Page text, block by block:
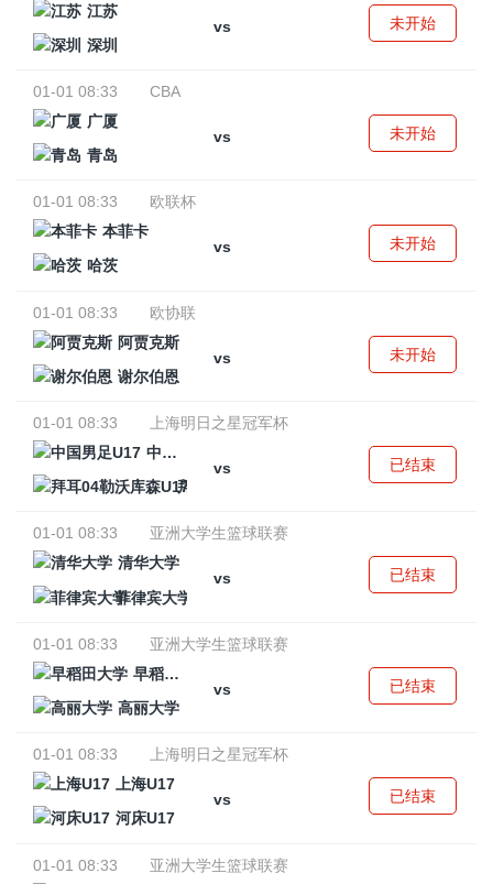
江苏
vs
深圳
未开始
01-01 08:33
CBA
广厦
vs
青岛
未开始
01-01 08:33
欧联杯
本菲卡
vs
哈茨
未开始
01-01 08:33
欧协联
阿贾克斯
vs
谢尔伯恩
未开始
01-01 08:33
上海明日之星冠军杯
中国男足U17
vs
拜耳04勒沃库森U17
已结束
01-01 08:33
亚洲大学生篮球联赛
清华大学
vs
菲律宾大学
已结束
01-01 08:33
亚洲大学生篮球联赛
早稻田大学
vs
高丽大学
已结束
01-01 08:33
上海明日之星冠军杯
上海U17
vs
河床U17
已结束
01-01 08:33
亚洲大学生篮球联赛